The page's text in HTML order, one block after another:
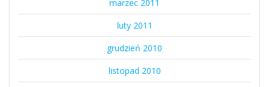
marzec 2011
luty 2011
grudzień 2010
listopad 2010